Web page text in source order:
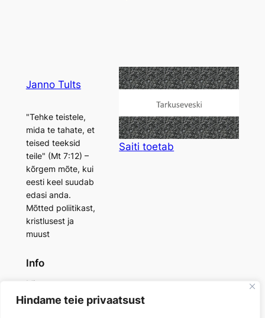
Hindame teie privaatsust
Saititoetab
Janno Tults
"Tehke teistele,
mida te tahate, et
teised teeksid
teile" (Mt 7:12) –
kõrgem mõte, kui
eesti keel suudab
edasi anda.
Mõtted poliitikast,
kristlusest ja
muust
Info
Minust
Saidi toetaja